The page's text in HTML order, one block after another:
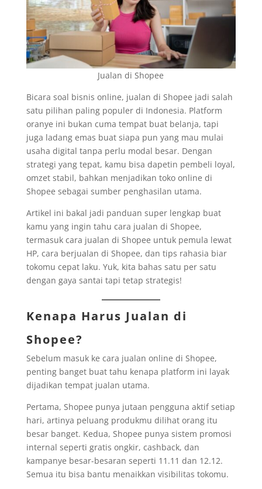
Jualan di Shopee
Bicara soal bisnis online, jualan di Shopee jadi salah
satu pilihan paling populer di Indonesia. Platform
oranye ini bukan cuma tempat buat belanja, tapi
juga ladang emas buat siapa pun yang mau mulai
usaha digital tanpa perlu modal besar. Dengan
strategi yang tepat, kamu bisa dapetin pembeli loyal,
omzet stabil, bahkan menjadikan toko online di
Shopee sebagai sumber penghasilan utama.
Artikel ini bakal jadi panduan super lengkap buat
kamu yang ingin tahu cara jualan di Shopee,
termasuk cara jualan di Shopee untuk pemula lewat
HP, cara berjualan di Shopee, dan tips rahasia biar
tokomu cepat laku. Yuk, kita bahas satu per satu
dengan gaya santai tapi tetap strategis!
Kenapa Harus Jualan di
Shopee?
Sebelum masuk ke cara jualan online di Shopee,
penting banget buat tahu kenapa platform ini layak
dijadikan tempat jualan utama.
Pertama, Shopee punya jutaan pengguna aktif setiap
hari, artinya peluang produkmu dilihat orang itu
besar banget. Kedua, Shopee punya sistem promosi
internal seperti gratis ongkir, cashback, dan
kampanye besar-besaran seperti 11.11 dan 12.12.
Semua itu bisa bantu menaikkan visibilitas tokomu.